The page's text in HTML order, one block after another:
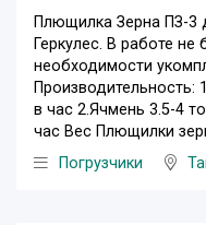
Плющилка Зерна ПЗ-3
Геркулес. В работе
необходимости
Производительность:
в час 2.Ячмень 3.5-4
час Вес Плющилки
Погрузчики